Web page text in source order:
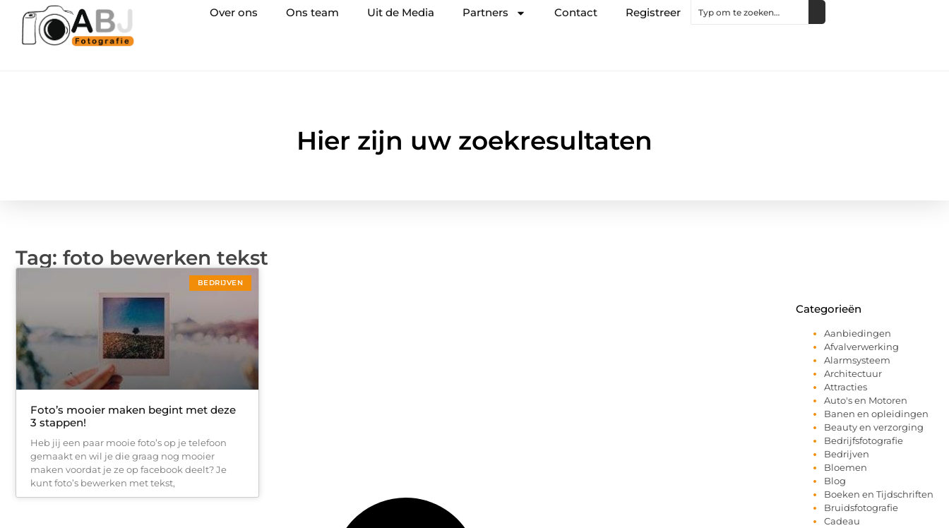
Over ons Ons team Uit de Media Partners Contact Registreer
Hier zijn uw zoekresultaten
Tag: foto bewerken tekst
BEDRIJVEN
Foto’s mooier maken begint met deze
3 stappen!
Heb jij een paar mooie foto’s op je telefoon
gemaakt en wil je die graag nog mooier
maken voordat je ze op facebook deelt? Je
kunt foto’s bewerken met tekst,
Categorieën
Aanbiedingen
Afvalverwerking
Alarmsysteem
Architectuur
Attracties
Auto's en Motoren
Banen en opleidingen
Beauty en verzorging
Bedrijfsfotografie
Bedrijven
Bloemen
Blog
Boeken en Tijdschriften
Bruidsfotografie
Cadeau